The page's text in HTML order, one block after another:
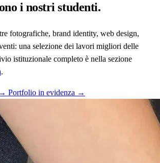
i nostri studenti.
fotografiche, brand identity, web design,
una selezione dei lavori migliori delle
istituzionale completo è nella sezione
.
Portfolio in evidenza →